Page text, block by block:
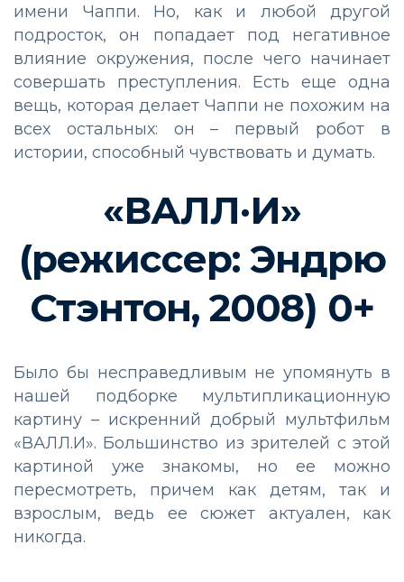
имени Чаппи. Но, как и любой другой
подросток, он попадает под негативное
влияние окружения, после чего начинает
совершать преступления. Есть еще одна
вещь, которая делает Чаппи не похожим на
всех остальных: он – первый робот в
истории, способный чувствовать и думать.
«ВАЛЛ·И»
(режиссер: Эндрю
Стэнтон, 2008) 0+
Было бы несправедливым не упомянуть в
нашей подборке мультипликационную
картину – искренний добрый мультфильм
«ВАЛЛ.И». Большинство из зрителей с этой
картиной уже знакомы, но ее можно
пересмотреть, причем как детям, так и
взрослым, ведь ее сюжет актуален, как
никогда.